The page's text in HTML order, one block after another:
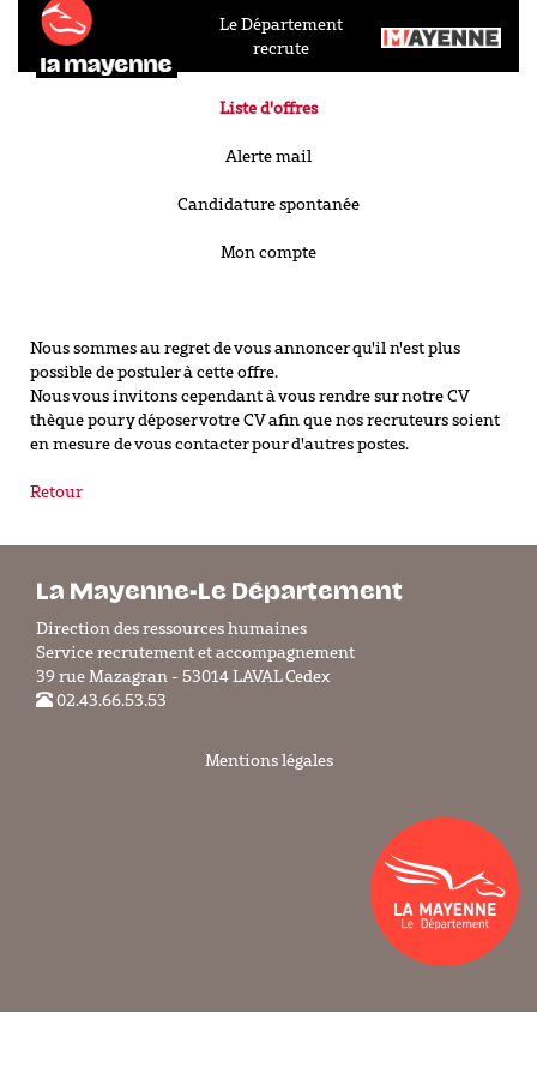
Le Département
recrute
Liste d'offres
Alerte mail
Candidature spontanée
Mon compte
Nous sommes au regret de vous annoncer qu'il n'est plus
possible de postuler à cette offre.
Nous vous invitons cependant à vous rendre sur notre CV
thèque pour y déposer votre CV afin que nos recruteurs soient
en mesure de vous contacter pour d'autres postes.
Retour
La Mayenne-Le Département
Direction des ressources humaines
Service recrutement et accompagnement
39 rue Mazagran - 53014 LAVAL Cedex
02.43.66.53.53
Mentions légales